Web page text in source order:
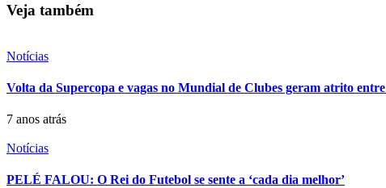
Veja também
Notícias
Volta da Supercopa e vagas no Mundial de Clubes geram atrito
7 anos atrás
Notícias
PELÉ FALOU: O Rei do Futebol se sente a ‘cada dia melhor’